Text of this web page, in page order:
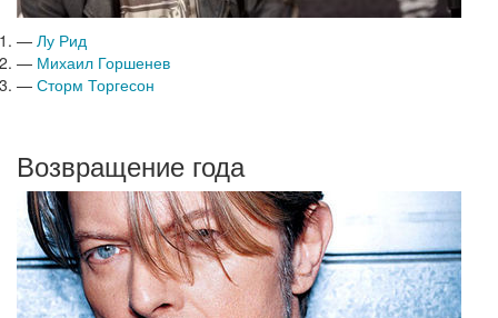
— Лу Рид
— Михаил Горшенев
— Сторм Торгесон
Возвращение года